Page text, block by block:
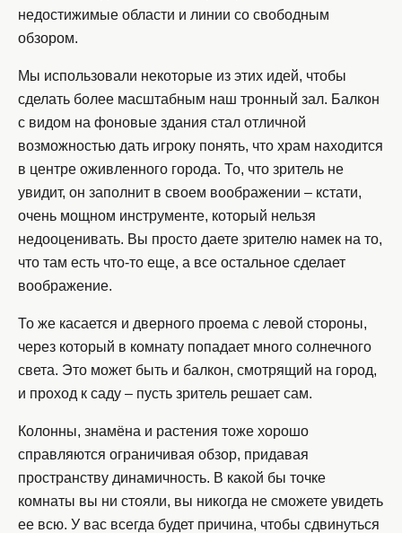
недостижимые области и линии со свободным
обзором.
Мы использовали некоторые из этих идей, чтобы
сделать более масштабным наш тронный зал. Балкон
с видом на фоновые здания стал отличной
возможностью дать игроку понять, что храм находится
в центре оживленного города. То, что зритель не
увидит, он заполнит в своем воображении – кстати,
очень мощном инструменте, который нельзя
недооценивать. Вы просто даете зрителю намек на то,
что там есть что-то еще, а все остальное сделает
воображение.
То же касается и дверного проема с левой стороны,
через который в комнату попадает много солнечного
света. Это может быть и балкон, смотрящий на город,
и проход к саду – пусть зритель решает сам.
Колонны, знамёна и растения тоже хорошо
справляются ограничивая обзор, придавая
пространству динамичность. В какой бы точке
комнаты вы ни стояли, вы никогда не сможете увидеть
ее всю. У вас всегда будет причина, чтобы сдвинуться